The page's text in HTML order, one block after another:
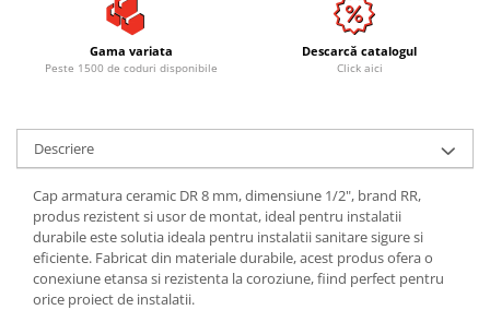
Gama variata
Peste 1500 de coduri disponibile
Descarcă catalogul
Click aici
Descriere
Cap armatura ceramic DR 8 mm, dimensiune 1/2", brand RR,
produs rezistent si usor de montat, ideal pentru instalatii
durabile este solutia ideala pentru instalatii sanitare sigure si
eficiente. Fabricat din materiale durabile, acest produs ofera o
conexiune etansa si rezistenta la coroziune, fiind perfect pentru
orice proiect de instalatii.